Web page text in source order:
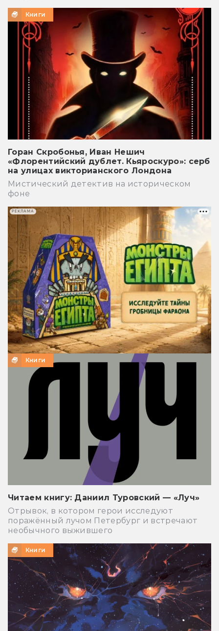
Книги
Горан Скробонья, Иван Нешич
«Флорентийский дублет. Кьяроскуро»: серб
на улицах викторианского Лондона
Мистический детектив на историческом
фоне
Книги
Читаем книгу: Даниил Туровский — «Луч»
Отрывок, в котором герои исследуют
поражённый лучом Петербург и встречают
необычного выжившего
Книги
РЕКЛАМА